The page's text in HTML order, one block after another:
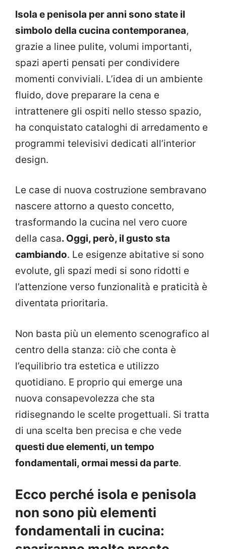
Isola e penisola per anni sono state il
simbolo della cucina contemporanea,
grazie a linee pulite, volumi importanti,
spazi aperti pensati per condividere
momenti conviviali. L’idea di un ambiente
fluido, dove preparare la cena e
intrattenere gli ospiti nello stesso spazio,
ha conquistato cataloghi di arredamento e
programmi televisivi dedicati all’interior
design.
Le case di nuova costruzione sembravano
nascere attorno a questo concetto,
trasformando la cucina nel vero cuore
della casa. Oggi, però, il gusto sta
cambiando. Le esigenze abitative si sono
evolute, gli spazi medi si sono ridotti e
l’attenzione verso funzionalità e praticità è
diventata prioritaria.
Non basta più un elemento scenografico al
centro della stanza: ciò che conta è
l’equilibrio tra estetica e utilizzo
quotidiano. E proprio qui emerge una
nuova consapevolezza che sta
ridisegnando le scelte progettuali. Si tratta
di una scelta ben precisa e che vede
questi due elementi, un tempo
fondamentali, ormai messi da parte.
Ecco perché isola e penisola
non sono più elementi
fondamentali in cucina: